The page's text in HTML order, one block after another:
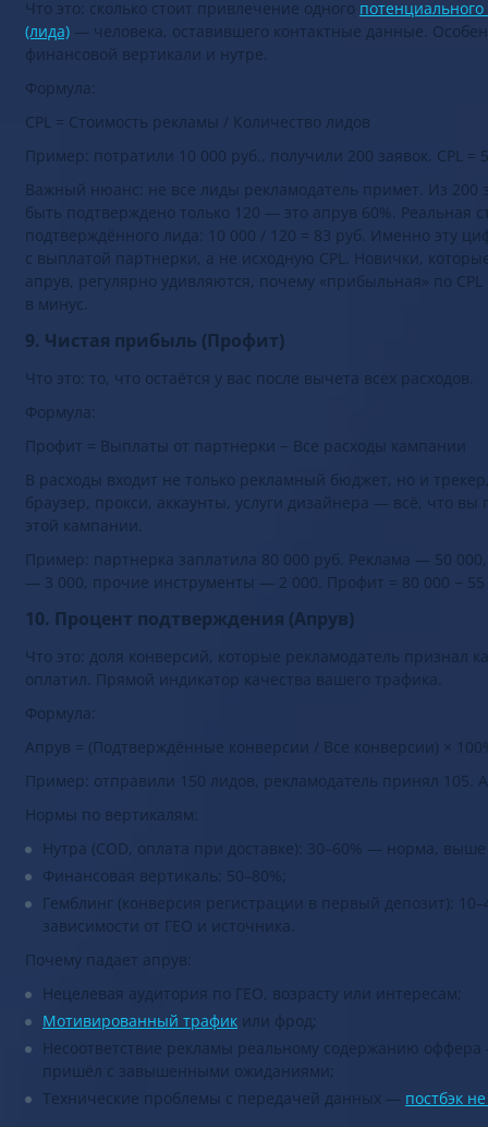
Что это: сколько стоит привлечение одного
(лида) — человека, оставившего контактные данные.
финансовой вертикали и нутре.
Формула:
CPL = Стоимость рекламы / Количество лидов
Пример: потратили 10 000 руб., получили 200 заявок. CPL =
Важный нюанс: не все лиды рекламодатель примет. Из 200
быть подтверждено только 120 — это апрув 60%. Реальная
подтверждённого лида: 10 000 / 120 = 83 руб. Именно эту
с выплатой партнерки, а не исходную CPL. Новички,
апрув, регулярно удивляются, почему «прибыльная» по
в минус.
9. Чистая прибыль (Профит)
Что это: то, что остаётся у вас после вычета всех расходов.
Формула:
Профит = Выплаты от партнерки − Все расходы кампании
В расходы входит не только рекламный бюджет, но и
браузер, прокси, аккаунты, услуги дизайнера — всё, что вы
Пример: партнерка заплатила 80 000 руб. Реклама — 50
— 3 000, прочие инструменты — 2 000. Профит = 80 000 − 55
10. Процент подтверждения (Апрув)
Что это: доля конверсий, которые рекламодатель признал
оплатил. Прямой индикатор качества вашего трафика.
Формула:
Апрув = (Подтверждённые конверсии / Все конверсии) ×
Пример: отправили 150 лидов, рекламодатель принял 105.
Нормы по вертикалям:
Нутра (COD, оплата при доставке): 30–60% — норма,
Финансовая вертикаль: 50–80%;
Гемблинг (конверсия регистрации в первый депозит):
Почему падает апрув:
Нецелевая аудитория по ГЕО, возрасту или интересам;
Мотивированный трафик
или фрод;
Несоответствие рекламы реальному содержанию оффера
пришёл с завышенными ожиданиями;
Технические проблемы с передачей данных —